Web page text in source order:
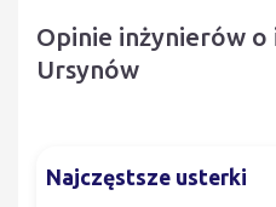
Opinie inżynierów o
Ursynów
Najczęstsze usterki